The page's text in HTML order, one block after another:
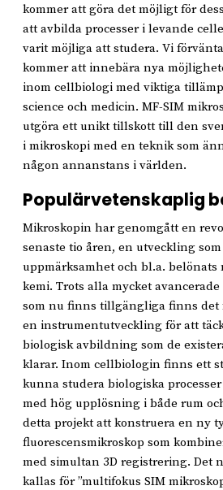
kommer att göra det möjligt för
att avbilda processer i levande
varit möjliga att studera. Vi
kommer att innebära nya
inom cellbiologi med viktiga
science och medicin. MF-SIM
utgöra ett unikt tillskott till den
i mikroskopi med en teknik som
någon annanstans i världen.
Populärvetenskaplig
Mikroskopin har genomgått en
senaste tio åren, en utveckling
uppmärksamhet och bl.a. belönats
kemi. Trots alla mycket
som nu finns tillgängliga finns det
en instrumentutveckling för att
biologisk avbildning som de
klarar. Inom cellbiologin finns ett
kunna studera biologiska
med hög upplösning i både rum
detta projekt att konstruera en ny
fluorescensmikroskop som
med simultan 3D registrering. Det
kallas för ”multifokus SIM